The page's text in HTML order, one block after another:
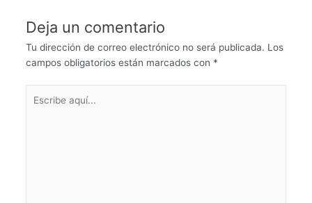
Deja un comentario
Tu dirección de correo electrónico no será publicada. Los
campos obligatorios están marcados con *
aquí...